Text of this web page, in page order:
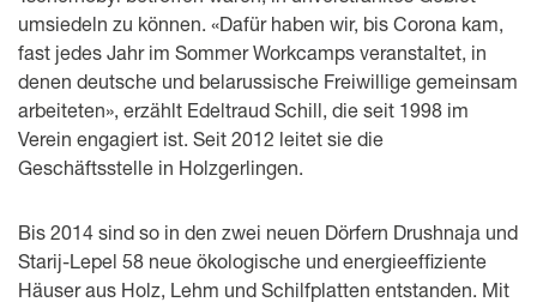
umsiedeln zu können. «Dafür haben wir, bis Corona kam,
fast jedes Jahr im Sommer Workcamps veranstaltet, in
denen deutsche und belarussische Freiwillige gemeinsam
arbeiteten», erzählt Edeltraud Schill, die seit 1998 im
Verein engagiert ist. Seit 2012 leitet sie die
Geschäftsstelle in Holzgerlingen.
Bis 2014 sind so in den zwei neuen Dörfern Drushnaja und
Starij-Lepel 58 neue ökologische und energieeffiziente
Häuser aus Holz, Lehm und Schilfplatten entstanden. Mit